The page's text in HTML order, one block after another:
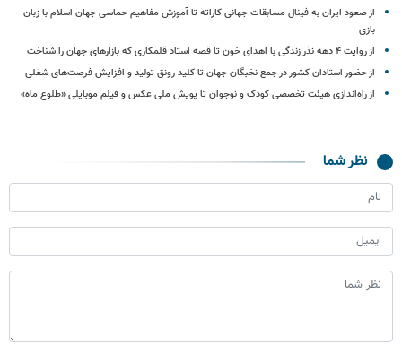
از صعود ایران به فینال مسابقات جهانی کاراته تا آموزش مفاهیم حماسی جهان اسلام با زبان
بازی
از روایت ۴ دهه نذر زندگی با اهدای خون تا قصه استاد قلمکاری که بازارهای جهان را شناخت
از حضور استادان کشور در جمع نخبگان جهان تا کلید رونق تولید و افزایش فرصت‌های شغلی
از راه‌اندازی هیئت تخصصی کودک و نوجوان تا پویش ملی عکس و فیلم‌ موبایلی «طلوع ماه»
نظر شما